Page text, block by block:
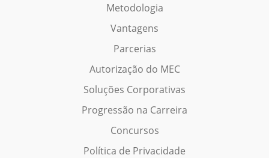
Metodologia
Vantagens
Parcerias
Autorização do MEC
Soluções Corporativas
Progressão na Carreira
Concursos
Política de Privacidade